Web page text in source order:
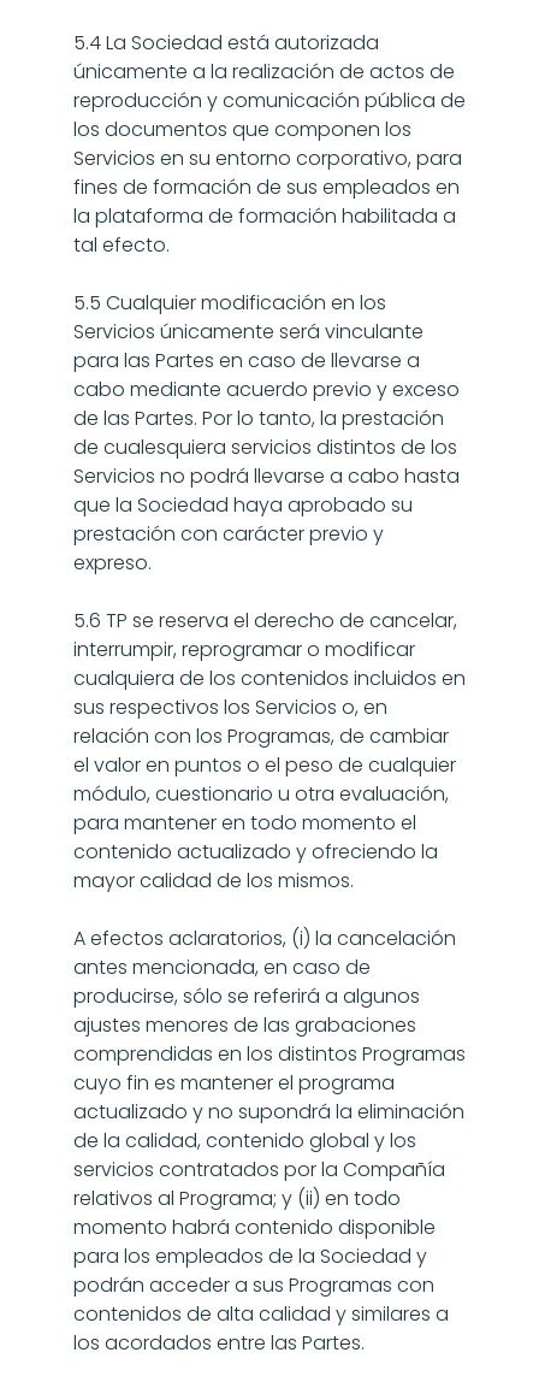
5.4 La Sociedad está autorizada
únicamente a la realización de actos de
reproducción y comunicación pública de
los documentos que componen los
Servicios en su entorno corporativo, para
fines de formación de sus empleados en
la plataforma de formación habilitada a
tal efecto.
5.5 Cualquier modificación en los
Servicios únicamente será vinculante
para las Partes en caso de llevarse a
cabo mediante acuerdo previo y exceso
de las Partes. Por lo tanto, la prestación
de cualesquiera servicios distintos de los
Servicios no podrá llevarse a cabo hasta
que la Sociedad haya aprobado su
prestación con carácter previo y
expreso.
5.6 TP se reserva el derecho de cancelar,
interrumpir, reprogramar o modificar
cualquiera de los contenidos incluidos en
sus respectivos los Servicios o, en
relación con los Programas, de cambiar
el valor en puntos o el peso de cualquier
módulo, cuestionario u otra evaluación,
para mantener en todo momento el
contenido actualizado y ofreciendo la
mayor calidad de los mismos.
A efectos aclaratorios, (i) la cancelación
antes mencionada, en caso de
producirse, sólo se referirá a algunos
ajustes menores de las grabaciones
comprendidas en los distintos Programas
cuyo fin es mantener el programa
actualizado y no supondrá la eliminación
de la calidad, contenido global y los
servicios contratados por la Compañía
relativos al Programa; y (ii) en todo
momento habrá contenido disponible
para los empleados de la Sociedad y
podrán acceder a sus Programas con
contenidos de alta calidad y similares a
los acordados entre las Partes.